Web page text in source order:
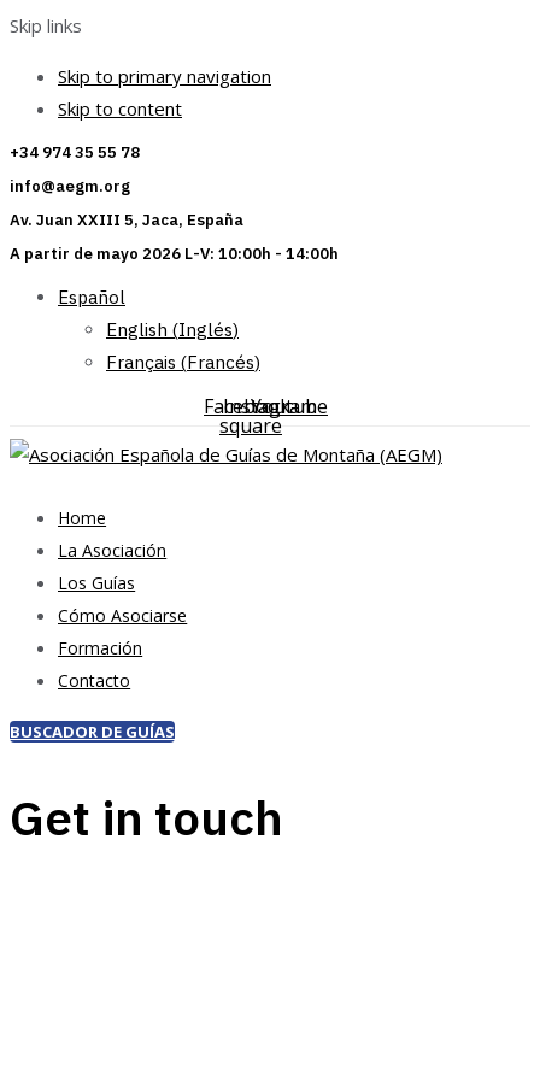
Skip links
Skip to primary navigation
Skip to content
+34 974 35 55 78
info@aegm.org
Av. Juan XXIII 5, Jaca, España
A partir de mayo 2026 L-V: 10:00h - 14:00h
Español
English (Inglés)
Français (Francés)
Facebook-
square
Instagram
Youtube
Home
La Asociación
Los Guías
Cómo Asociarse
Formación
Contacto
BUSCADOR DE GUÍAS
Get in touch